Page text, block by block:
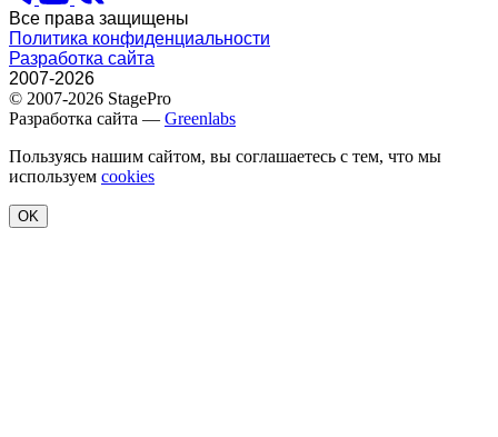
Все права защищены
Политика конфиденциальности
Разработка сайта
2007-2026
© 2007-2026 StagePro
Разработка сайта — Greenlabs
Пользуясь нашим сайтом, вы соглашаетесь с тем, что мы
используем cookies
OK